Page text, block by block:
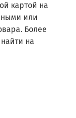
картой на
или
Более
на